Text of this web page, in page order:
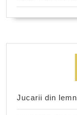
Jucarii din lemn